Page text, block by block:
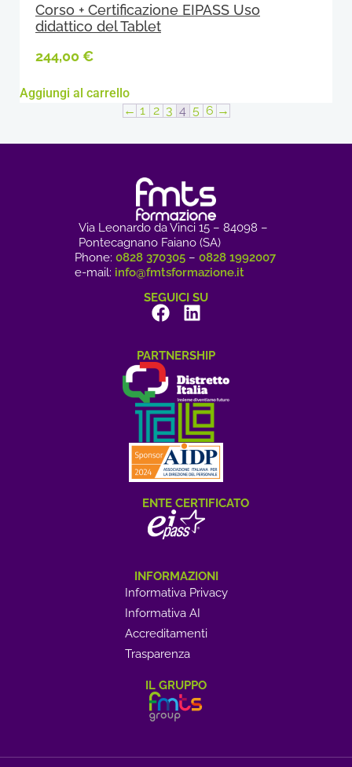
Corso + Certificazione EIPASS Uso
didattico del Tablet
244,00 €
Aggiungi al carrello
← 1 2 3 4 5 6 →
Via Leonardo da Vinci 15 – 84098 –
Pontecagnano Faiano (SA)
Phone: 0828 370305 – 0828 1992007
e-mail: info@fmtsformazione.it
SEGUICI SU
PARTNERSHIP
ENTE CERTIFICATO
INFORMAZIONI
Informativa Privacy
Informativa AI
Accreditamenti
Trasparenza
IL GRUPPO